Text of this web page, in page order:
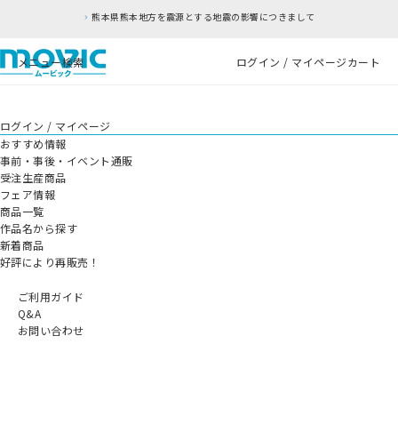
熊本県熊本地方を震源とする地震の影響につきまして
メニュー検索 ログイン / マイページカート
ログイン / マイページ
おすすめ情報
事前・事後・イベント通販
受注生産商品
フェア情報
商品一覧
作品名から探す
新着商品
好評により再販売！
ご利用ガイド
Q&A
お問い合わせ